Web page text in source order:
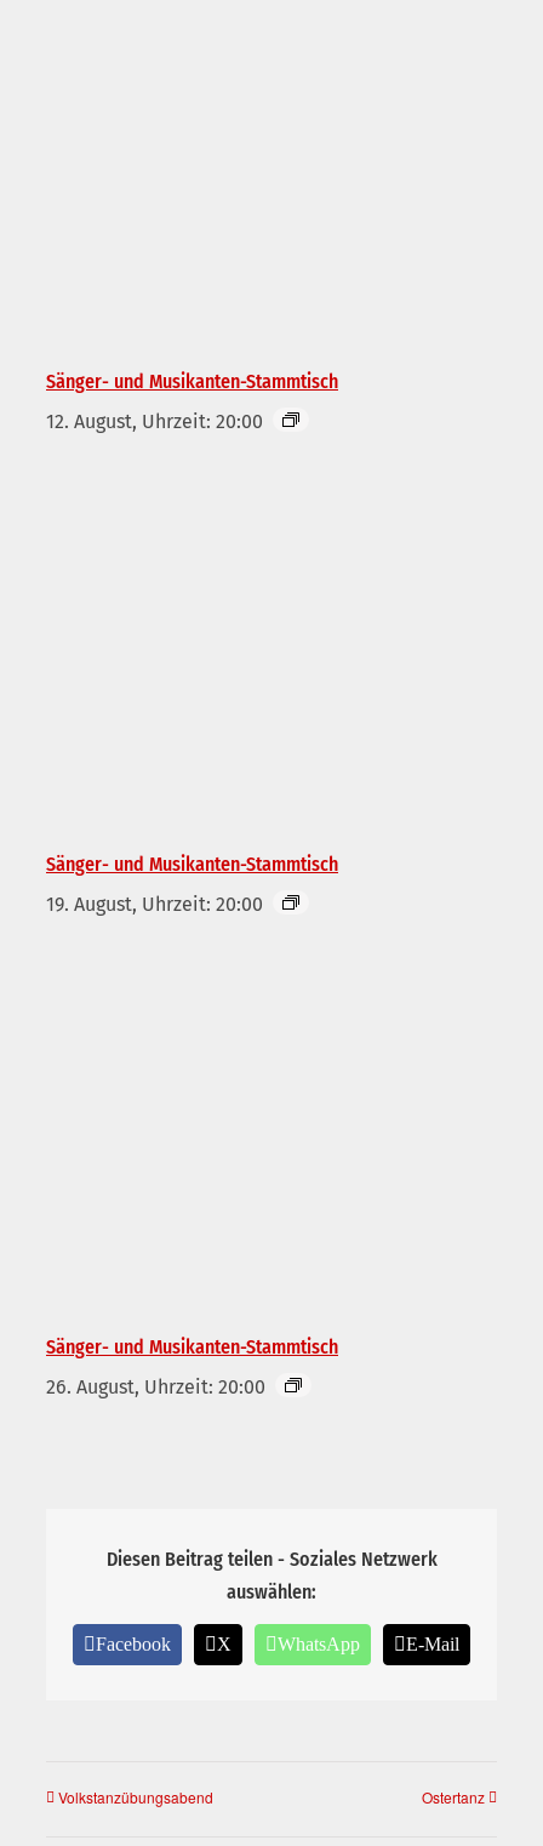
Sänger- und Musikanten-Stammtisch
12. August, Uhrzeit: 20:00
Sänger- und Musikanten-Stammtisch
19. August, Uhrzeit: 20:00
Sänger- und Musikanten-Stammtisch
26. August, Uhrzeit: 20:00
Diesen Beitrag teilen - Soziales Netzwerk
auswählen:
Facebook X WhatsApp E-Mail
Volkstanzübungsabend Ostertanz